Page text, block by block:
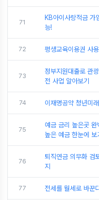
71
KB아이사랑적금
능!
72 평생교육이용권 사
73
정부지원대출로 관
전 사업 알아보기
74 이재명공약 청년미
75
예금 금리 높은곳
높은 예금 한눈에 보
76
퇴직연금 의무화 검
지
77 전세를 월세로 바꾼